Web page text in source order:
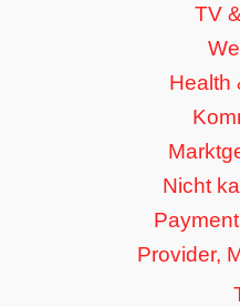
TV
Health
Nicht
Provider,